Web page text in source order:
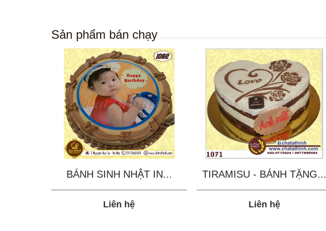
Sản phẩm bán chạy
BÁNH SINH NHẬT IN...
Liên hệ
TIRAMISU - BÁNH TẶNG...
Liên hệ